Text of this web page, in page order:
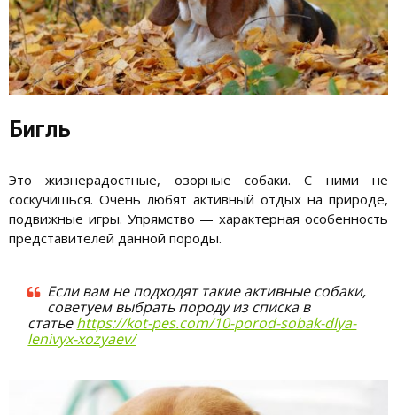
Бигль
Это жизнерадостные, озорные собаки. С ними не
соскучишься. Очень любят активный отдых на природе,
подвижные игры. Упрямство — характерная особенность
представителей данной породы.
Если вам не подходят такие активные собаки,
советуем выбрать породу из списка в
статьеhttps://kot-pes.com/10-porod-sobak-dlya-
lenivyx-xozyaev/